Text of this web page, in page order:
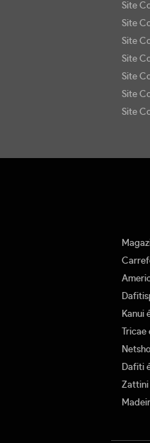
Site
Site
Site
Site
Site
Site
Site
Kanui
Dafiti
Zattini